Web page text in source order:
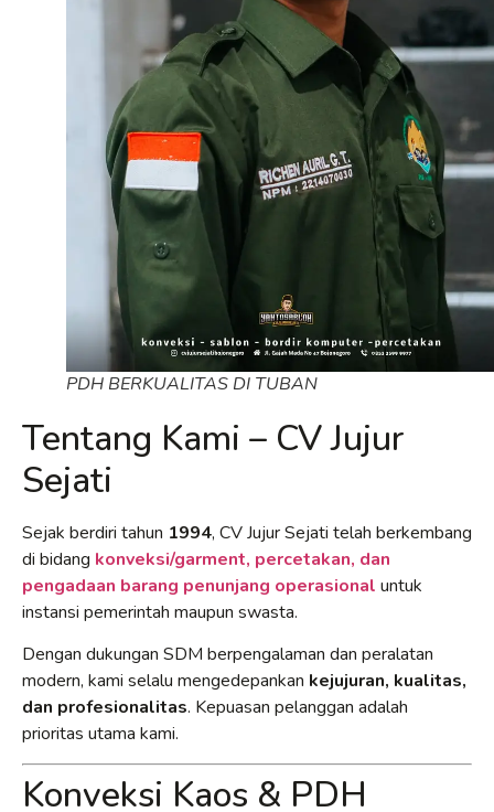
PDH BERKUALITAS DI TUBAN
Tentang Kami – CV Jujur
Sejati
Sejak berdiri tahun 1994, CV Jujur Sejati telah berkembang
di bidang konveksi/garment, percetakan, dan
pengadaan barang penunjang operasional untuk
instansi pemerintah maupun swasta.
Dengan dukungan SDM berpengalaman dan peralatan
modern, kami selalu mengedepankan kejujuran, kualitas,
dan profesionalitas. Kepuasan pelanggan adalah
prioritas utama kami.
Konveksi Kaos & PDH